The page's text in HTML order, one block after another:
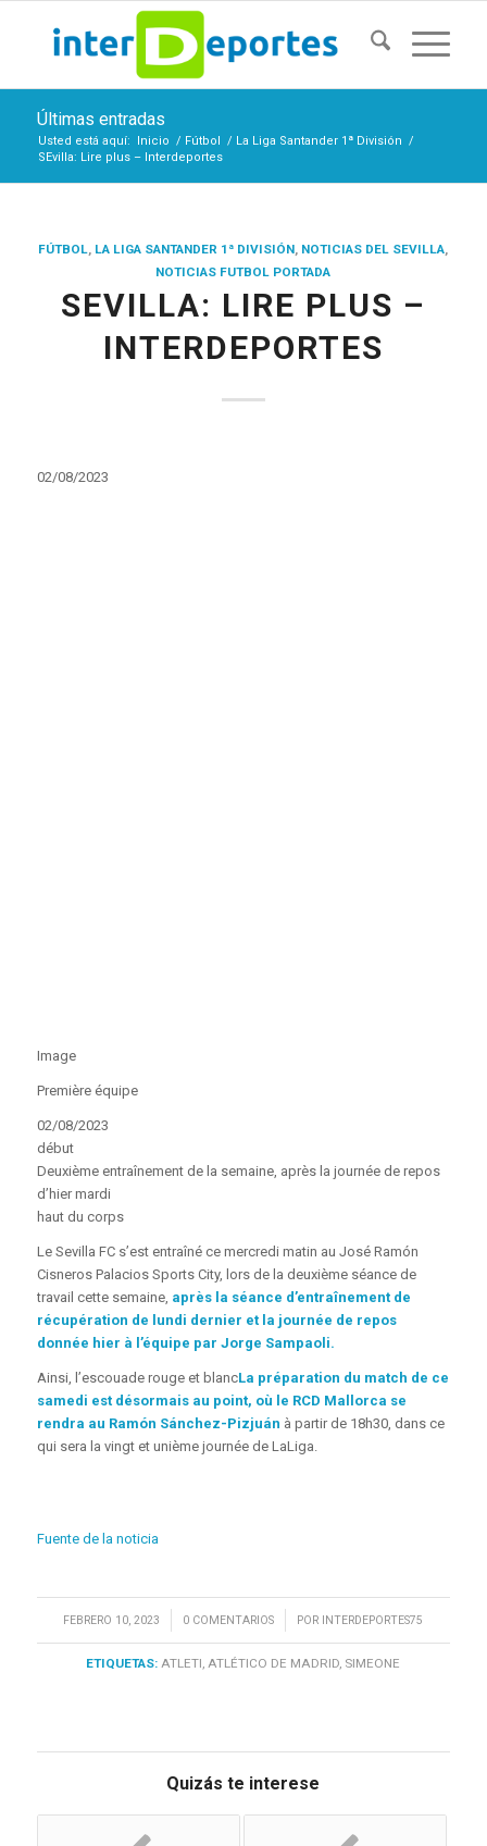
Últimas entradas
Usted está aquí: Inicio / Fútbol / La Liga Santander 1ª División /
SEvilla: Lire plus – Interdeportes
FÚTBOL, LA LIGA SANTANDER 1ª DIVISIÓN, NOTICIAS DEL SEVILLA,
NOTICIAS FUTBOL PORTADA
SEVILLA: LIRE PLUS –
INTERDEPORTES
02/08/2023
Image
Première équipe
02/08/2023
début
Deuxième entraînement de la semaine, après la journée de repos
d’hier mardi
haut du corps
Le Sevilla FC s’est entraîné ce mercredi matin au José Ramón
Cisneros Palacios Sports City, lors de la deuxième séance de
travail cette semaine, après la séance d’entraînement de
récupération de lundi dernier et la journée de repos
donnée hier à l’équipe par Jorge Sampaoli.
Ainsi, l’escouade rouge et blancLa préparation du match de ce
samedi est désormais au point, où le RCD Mallorca se
rendra au Ramón Sánchez-Pizjuán à partir de 18h30, dans ce
qui sera la vingt et unième journée de LaLiga.
Fuente de la noticia
FEBRERO 10, 2023
/ 0 COMENTARIOS
/ POR INTERDEPORTES75
ETIQUETAS: ATLETI,ATLÉTICO DE MADRID, SIMEONE
Quizás te interese